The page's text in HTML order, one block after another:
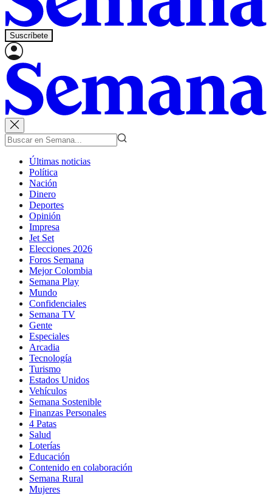
Suscríbete
Últimas noticias
Política
Nación
Dinero
Deportes
Opinión
Impresa
Jet Set
Elecciones 2026
Foros Semana
Mejor Colombia
Semana Play
Mundo
Confidenciales
Semana TV
Gente
Especiales
Arcadia
Tecnología
Turismo
Estados Unidos
Vehículos
Semana Sostenible
Finanzas Personales
4 Patas
Salud
Loterías
Educación
Contenido en colaboración
Semana Rural
Mujeres